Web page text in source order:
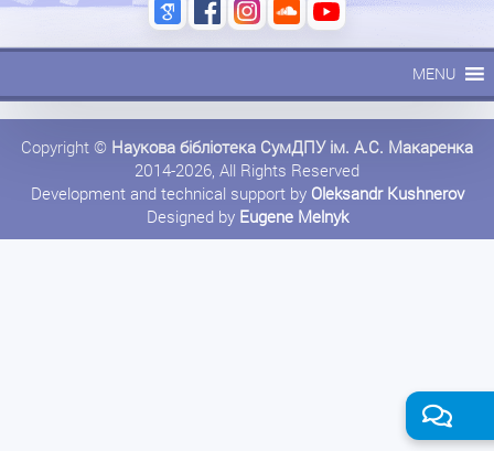
MENU
Copyright © Наукова бібліотека СумДПУ ім. А.С. Макаренка
2014-2026, All Rights Reserved
Development and technical support by Oleksandr Kushnerov
Designed by Eugene Melnyk